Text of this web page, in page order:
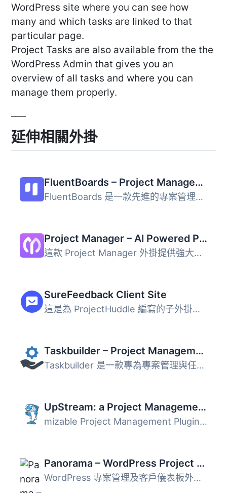
WordPress site where you can see how
many and which tasks are linked to that
particular page.
Project Tasks are also available from the the
WordPress Admin that gives you an
overview of all tasks and where you can
manage them properly.
延伸相關外掛
FluentBoards – Project Management, Task Management, Goal Tracking, Kanban Board, and, Team Collaboration
FluentBoards 是一款先進的專案管理解決方案，旨在透過無縫組...
Project Manager – AI Powered Project Management, Task Management, Kanban Board & Time Tracker
這款 Project Manager 外掛提供強大的專案管理與任務管理功能...
SureFeedback Client Site
這是為 ProjectHuddle 編寫的子外掛。 ProjectHuddle 外掛讓...
Taskbuilder – Project Management & Task Management Tool With Kanban Board
Taskbuilder 是一款專為專案管理與任務管理設計的外掛，提供...
UpStream: a Project Management Plugin for WordPress
mizable Project Management Plugin - UpStream UpStream是一...
Panorama – WordPress Project Management Plugin
WordPress 專案管理及客戶儀表板外掛 憑借 Project Panorama...